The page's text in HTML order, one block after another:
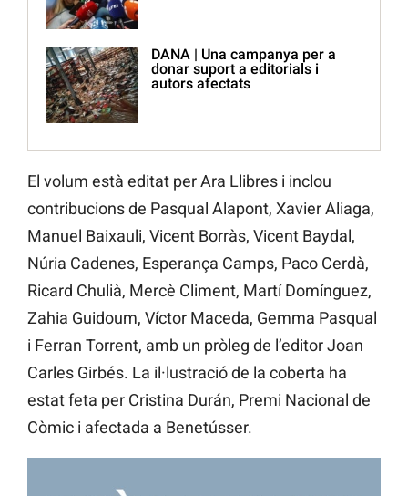
DANA | Una campanya per a
donar suport a editorials i
autors afectats
El volum està editat per Ara Llibres i inclou
contribucions de Pasqual Alapont, Xavier Aliaga,
Manuel Baixauli, Vicent Borràs, Vicent Baydal,
Núria Cadenes, Esperança Camps, Paco Cerdà,
Ricard Chulià, Mercè Climent, Martí Domínguez,
Zahia Guidoum, Víctor Maceda, Gemma Pasqual
i Ferran Torrent, amb un pròleg de l’editor Joan
Carles Girbés. La il·lustració de la coberta ha
estat feta per Cristina Durán, Premi Nacional de
Còmic i afectada a Benetússer.